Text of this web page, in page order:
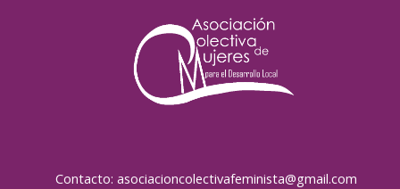
Contacto: asociacioncolectivafeminista@gmail.com